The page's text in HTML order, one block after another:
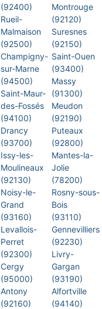
(92400)
Rueil-
Malmaison
(92500)
Champigny-
sur-Marne
(94500)
Saint-Maur-
des-Fossés
(94100)
Drancy
(93700)
Issy-les-
Moulineaux
(92130)
Noisy-le-
Grand
(93160)
Levallois-
Perret
(92300)
Cergy
(95000)
Antony
(92160)
Montrouge
(92120)
Suresnes
(92150)
Saint-Ouen
(93400)
Massy
(91300)
Meudon
(92190)
Puteaux
(92800)
Mantes-la-
Jolie
(78200)
Rosny-sous-
Bois
(93110)
Gennevilliers
(92230)
Livry-
Gargan
(93190)
Alfortville
(94140)